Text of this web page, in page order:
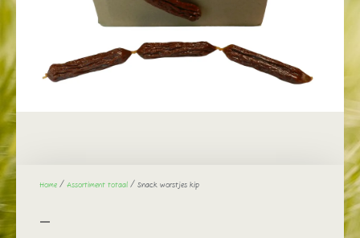
Home / Assortiment totaal / Snack worstjes kip